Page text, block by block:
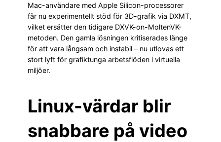
Mac-användare med Apple Silicon-processorer
får nu experimentellt stöd för 3D-grafik via DXMT,
vilket ersätter den tidigare DXVK-on-MoltenVK-
metoden. Den gamla lösningen kritiserades länge
för att vara långsam och instabil – nu utlovas ett
stort lyft för grafiktunga arbetsflöden i virtuella
miljöer.
Linux-värdar blir
snabbare på video